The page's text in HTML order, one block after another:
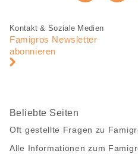
Fusszeile
Fusszeile
Navigation
Kontakt & Soziale Medien
Famigros Newsletter
abonnieren
Beliebte Seiten
Oft gestellte Fragen zu
Alle Informationen zum